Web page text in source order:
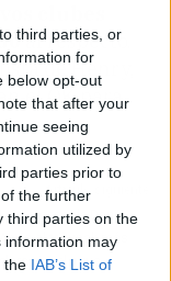
third parties, or
for
below opt-out
that after your
seeing
utilized by
parties prior to
the further
third parties on the
information may
the IAB’s List of
al respecto.
de Henry,
el OK para
Artículo siguiente
La promesa de Dani
Alves al tribunal: más
claro que el agua